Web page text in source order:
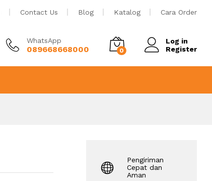
Contact Us Blog Katalog Cara Order
WhatsApp
089668668000 0
Log in
Register
Pengiriman
Cepat dan
Aman
Rp 2.500.000 Tambah ke keranjang